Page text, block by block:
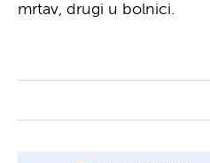
mrtav, drugi u bolnici.